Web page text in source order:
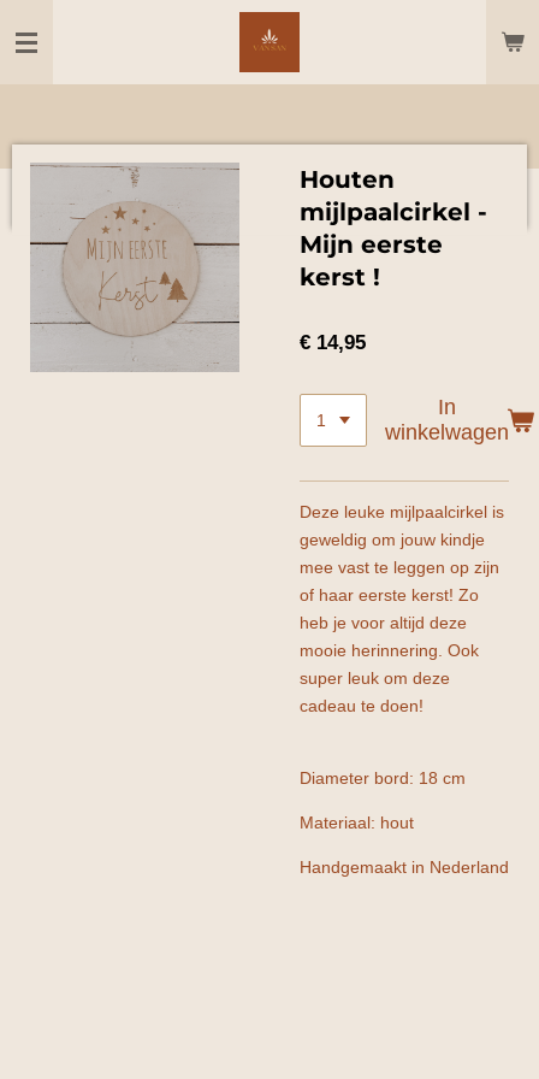
direct
Houten
mijlpaalcirkel -
Mijn eerste
kerst !
€ 14,95
In
winkelwagen
Deze leuke mijlpaalcirkel is
geweldig om jouw kindje
mee vast te leggen op zijn
of haar eerste kerst! Zo
heb je voor altijd deze
mooie herinnering. Ook
super leuk om deze
cadeau te doen!
Diameter bord: 18 cm
Materiaal: hout
Handgemaakt in Nederland